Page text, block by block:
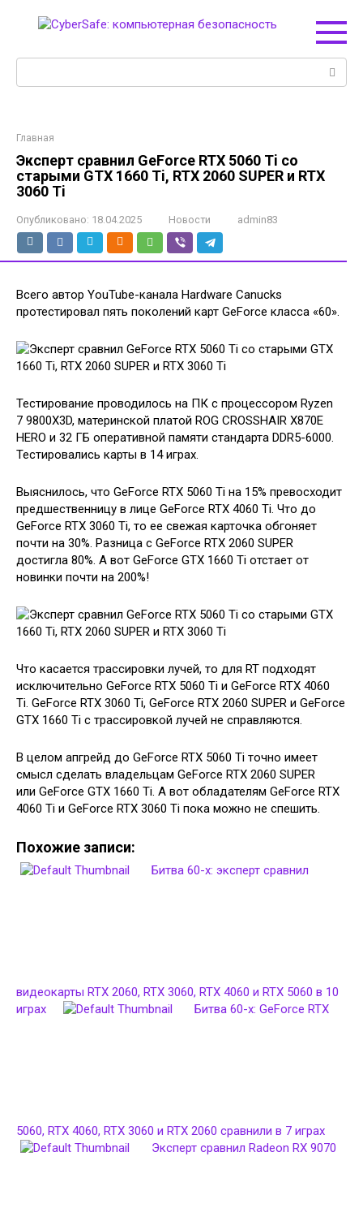
Главная
Эксперт сравнил GeForce RTX 5060 Ti со
старыми GTX 1660 Ti, RTX 2060 SUPER и RTX
3060 Ti
Опубликовано: 18.04.2025 Новости admin83
Всего автор YouTube-канала Hardware Canucks
протестировал пять поколений карт GeForce класса «60».
Тестирование проводилось на ПК с процессором Ryzen
7 9800X3D, материнской платой ROG CROSSHAIR X870E
HERO и 32 ГБ оперативной памяти стандарта DDR5-6000.
Тестировались карты в 14 играх.
Выяснилось, что GeForce RTX 5060 Ti на 15% превосходит
предшественницу в лице GeForce RTX 4060 Ti. Что до
GeForce RTX 3060 Ti, то ее свежая карточка обгоняет
почти на 30%. Разница с GeForce RTX 2060 SUPER
достигла 80%. А вот GeForce GTX 1660 Ti отстает от
новинки почти на 200%!
Что касается трассировки лучей, то для RT подходят
исключительно GeForce RTX 5060 Ti и GeForce RTX 4060
Ti. GeForce RTX 3060 Ti, GeForce RTX 2060 SUPER и GeForce
GTX 1660 Ti с трассировкой лучей не справляются.
В целом апгрейд до GeForce RTX 5060 Ti точно имеет
смысл сделать владельцам GeForce RTX 2060 SUPER
или GeForce GTX 1660 Ti. А вот обладателям GeForce RTX
4060 Ti и GeForce RTX 3060 Ti пока можно не спешить.
Похожие записи:
Битва 60-х: эксперт сравнил
видеокарты RTX 2060, RTX 3060, RTX 4060 и RTX 5060 в 10
играх
Битва 60-х: GeForce RTX
5060, RTX 4060, RTX 3060 и RTX 2060 сравнили в 7 играх
Эксперт сравнил Radeon RX 9070